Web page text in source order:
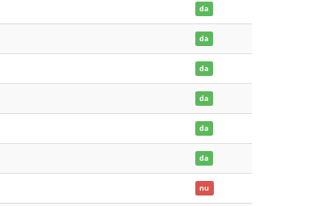
da
da
da
da
da
da
nu